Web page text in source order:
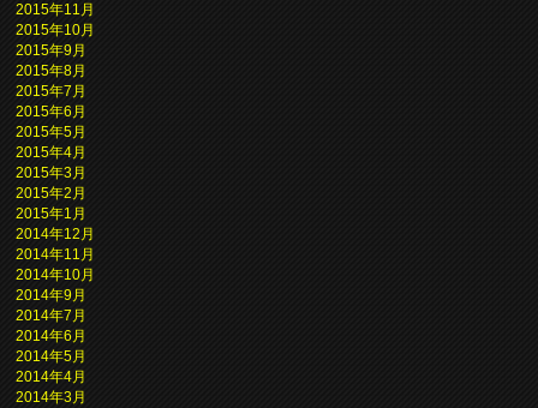
2015年11月
2015年10月
2015年9月
2015年8月
2015年7月
2015年6月
2015年5月
2015年4月
2015年3月
2015年2月
2015年1月
2014年12月
2014年11月
2014年10月
2014年9月
2014年7月
2014年6月
2014年5月
2014年4月
2014年3月